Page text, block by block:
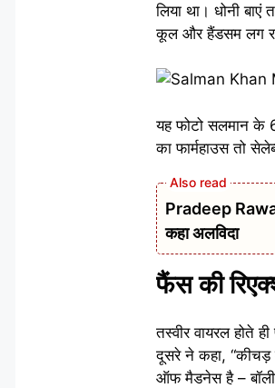
लिया था। धोनी
कूल और हैंडसम लग
यह फोटो सलमान के
का फार्महाउस तो
Pradeep Rawat
कहा अलविदा
फैंस की
तस्वीर वायरल होते
दूसरे ने कहा, “कीचड़
ऑफ मैडनेस है –